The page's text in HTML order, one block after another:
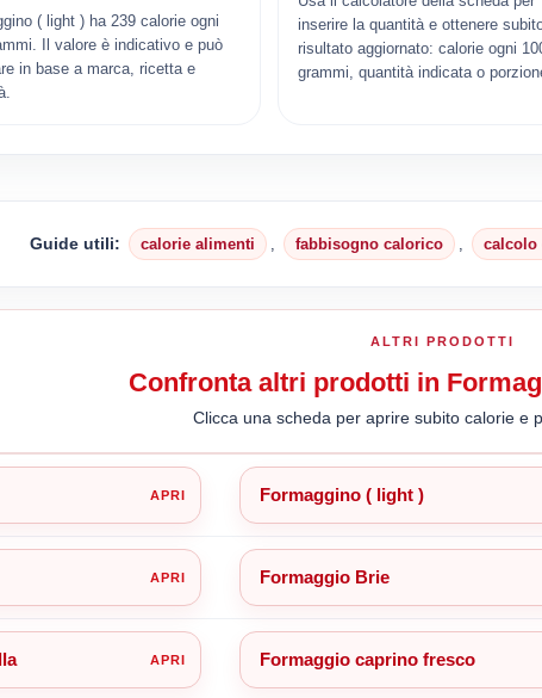
( light ) ha 239 calorie ogni
Il valore è indicativo e può
in base a marca, ricetta e
inserire la quantità e ottenere
risultato aggiornato: calorie ogni
grammi, quantità indicata o
Guide utili: calorie alimenti fabbisogno calorico calcolo
ALTRI PRODOTTI
Confronta altri prodotti in
Clicca una scheda per aprire subito calorie e
Formaggino ( light )
Formaggio Brie
Formaggio caprino fresco